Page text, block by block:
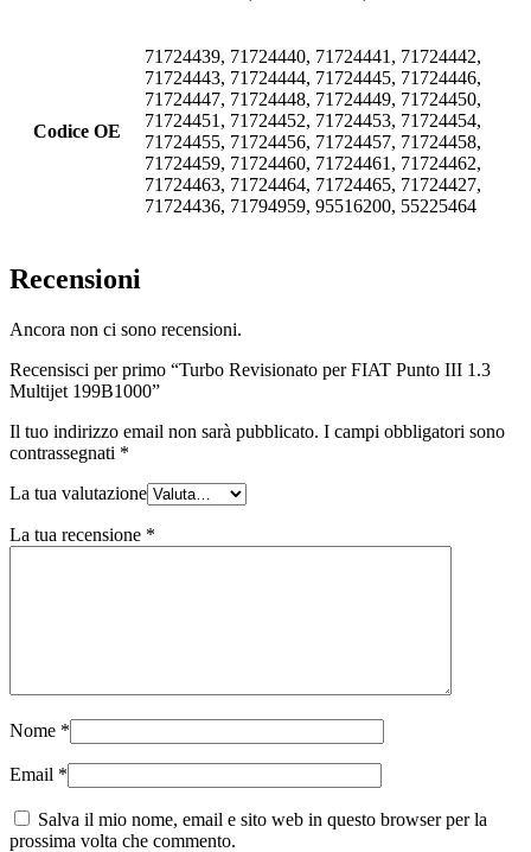
Codice OE
71724439, 71724440, 71724441, 71724442,
71724443, 71724444, 71724445, 71724446,
71724447, 71724448, 71724449, 71724450,
71724451, 71724452, 71724453, 71724454,
71724455, 71724456, 71724457, 71724458,
71724459, 71724460, 71724461, 71724462,
71724463, 71724464, 71724465, 71724427,
71724436, 71794959, 95516200, 55225464
Recensioni
Ancora non ci sono recensioni.
Recensisci per primo “Turbo Revisionato per FIAT Punto III 1.3
Multijet 199B1000”
Il tuo indirizzo email non sarà pubblicato. I campi obbligatori sono
contrassegnati *
La tua valutazione
La tua recensione *
Nome *
Email *
Salva il mio nome, email e sito web in questo browser per la
prossima volta che commento.